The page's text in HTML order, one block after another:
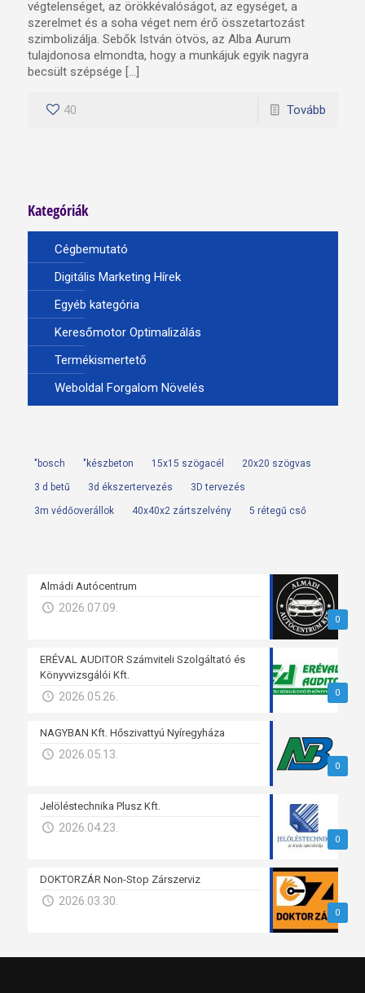
végtelenséget, az örökkévalóságot, az egységet, a
szerelmet és a soha véget nem érő összetartozást
szimbolizálja. Sebők István ötvös, az Alba Aurum
tulajdonosa elmondta, hogy a munkájuk egyik nagyra
becsült szépsége […]
40 Tovább
Kategóriák
Cégbemutató
Digitális Marketing Hírek
Egyéb kategória
Keresőmotor Optimalizálás
Termékismertető
Weboldal Forgalom Növelés
"bosch "készbeton 15x15 szögacél 20x20 szögvas
3 d betű 3d ékszertervezés 3D tervezés
3m védőoverállok 40x40x2 zártszelvény 5 rétegű cső
0
Almádi Autócentrum
2026.07.09.
0
ERÉVAL AUDITOR Számviteli Szolgáltató és
Könyvvizsgálói Kft.
2026.05.26.
0
NAGYBAN Kft. Hőszivattyú Nyíregyháza
2026.05.13.
0
Jelöléstechnika Plusz Kft.
2026.04.23.
0
DOKTORZÁR Non-Stop Zárszerviz
2026.03.30.